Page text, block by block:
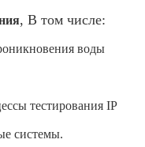
, В том числе:
воды
тестирования IP
системы.